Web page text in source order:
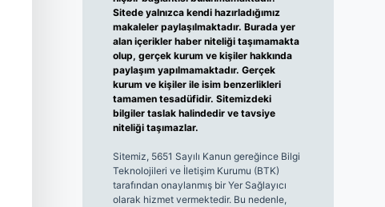
Sitede yalnızca kendi hazırladığımız
makaleler paylaşılmaktadır. Burada yer
alan içerikler haber niteliği taşımamakta
olup, gerçek kurum ve kişiler hakkında
paylaşım yapılmamaktadır. Gerçek
kurum ve kişiler ile isim benzerlikleri
tamamen tesadüfidir. Sitemizdeki
bilgiler taslak halindedir ve tavsiye
niteliği taşımazlar.
Sitemiz, 5651 Sayılı Kanun gereğince Bilgi
Teknolojileri ve İletişim Kurumu (BTK)
tarafından onaylanmış bir Yer Sağlayıcı
olarak hizmet vermektedir. Bu nedenle,